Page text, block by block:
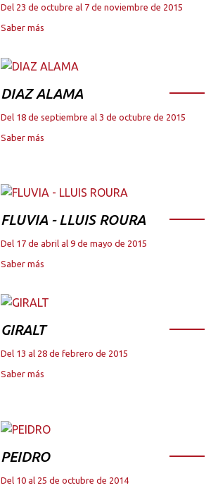
Del 23 de octubre al 7 de noviembre de 2015
Saber más
DIAZ ALAMA
Del 18 de septiembre al 3 de octubre de 2015
Saber más
FLUVIA - LLUIS ROURA
Del 17 de abril al 9 de mayo de 2015
Saber más
GIRALT
Del 13 al 28 de febrero de 2015
Saber más
PEIDRO
Del 10 al 25 de octubre de 2014